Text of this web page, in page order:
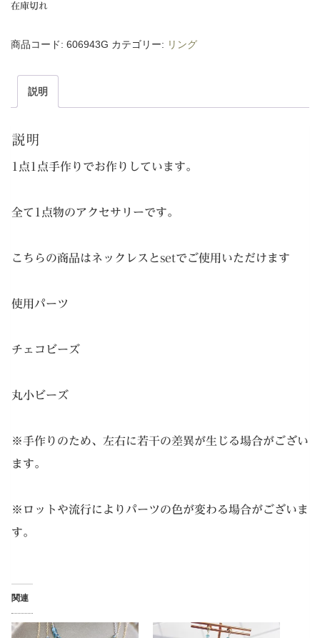
在庫切れ
商品コード: 606943G カテゴリー: リング
説明
説明
1点1点手作りでお作りしています。
全て1点物のアクセサリーです。
こちらの商品はネックレスとsetでご使用いただけます
使用パーツ
チェコビーズ
丸小ビーズ
※手作りのため、左右に若干の差異が生じる場合がござい
ます。
※ロットや流行によりパーツの色が変わる場合がございま
す。
関連